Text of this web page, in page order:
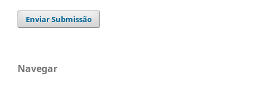
Enviar Submissão
Navegar